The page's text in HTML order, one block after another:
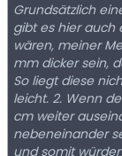
Grundsätzlich
gibt es hier auch
wären, meiner
mm dicker sein,
So liegt diese
leicht. 2. Wenn
cm weiter
nebeneinander
und somit